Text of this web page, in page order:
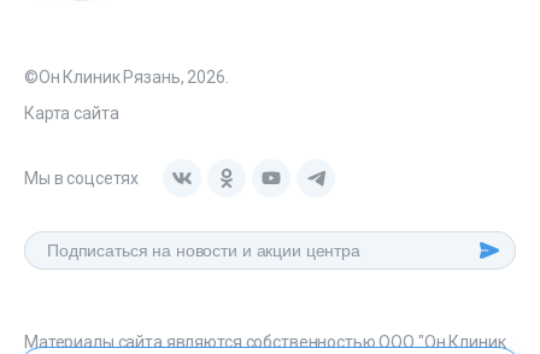
©Он Клиник Рязань, 2026.
Карта сайта
Мы в соцсетях
Материалы сайта являются собственностью ООО "Он Клиник